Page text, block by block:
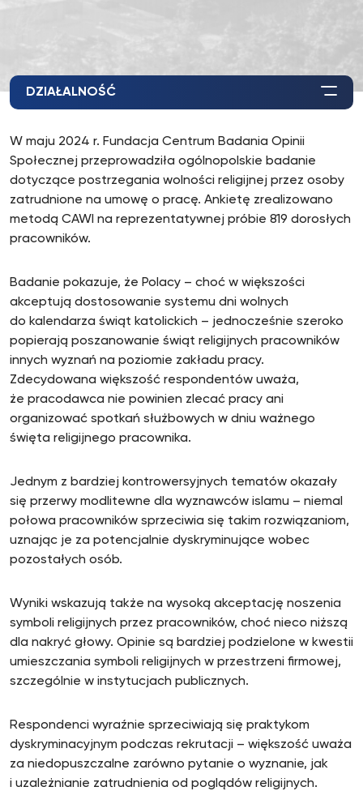
DZIAŁALNOŚĆ
W maju 2024 r. Fundacja Centrum Badania Opinii
Społecznej przeprowadziła ogólnopolskie badanie
dotyczące postrzegania wolności religijnej przez osoby
zatrudnione na umowę o pracę. Ankietę zrealizowano
metodą CAWI na reprezentatywnej próbie 819 dorosłych
pracowników.
Badanie pokazuje, że Polacy – choć w większości
akceptują dostosowanie systemu dni wolnych
do kalendarza świąt katolickich – jednocześnie szeroko
popierają poszanowanie świąt religijnych pracowników
innych wyznań na poziomie zakładu pracy.
Zdecydowana większość respondentów uważa,
że pracodawca nie powinien zlecać pracy ani
organizować spotkań służbowych w dniu ważnego
święta religijnego pracownika.
Jednym z bardziej kontrowersyjnych tematów okazały
się przerwy modlitewne dla wyznawców islamu – niemal
połowa pracowników sprzeciwia się takim rozwiązaniom,
uznając je za potencjalnie dyskryminujące wobec
pozostałych osób.
Wyniki wskazują także na wysoką akceptację noszenia
symboli religijnych przez pracowników, choć nieco niższą
dla nakryć głowy. Opinie są bardziej podzielone w kwestii
umieszczania symboli religijnych w przestrzeni firmowej,
szczególnie w instytucjach publicznych.
Respondenci wyraźnie sprzeciwiają się praktykom
dyskryminacyjnym podczas rekrutacji – większość uważa
za niedopuszczalne zarówno pytanie o wyznanie, jak
i uzależnianie zatrudnienia od poglądów religijnych.